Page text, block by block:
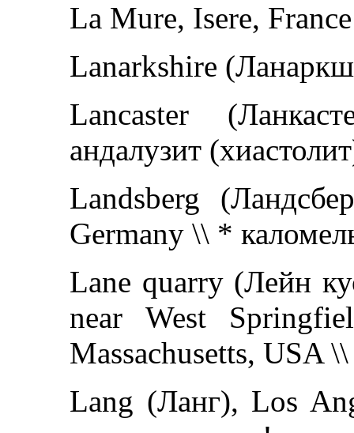
La Mure, Isere, France
Lanarkshire
Lancaster
андалузит
Landsberg
Germany \\ *
Lane quarry (Лейн
near West
Massachusetts, USA
Lang (Ланг), Los